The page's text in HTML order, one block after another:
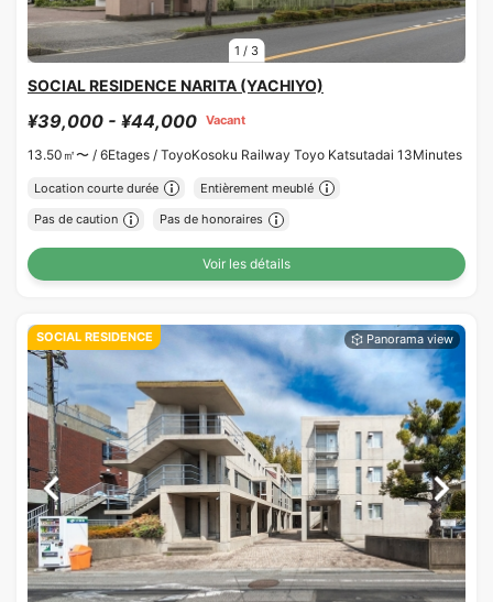
1 / 3
SOCIAL RESIDENCE NARITA (YACHIYO)
¥39,000 - ¥44,000 Vacant
13.50㎡〜 / 6Etages / ToyoKosoku Railway Toyo Katsutadai 13Minutes
Location courte durée Entièrement meublé
Pas de caution Pas de honoraires
Voir les détails
SOCIAL RESIDENCE